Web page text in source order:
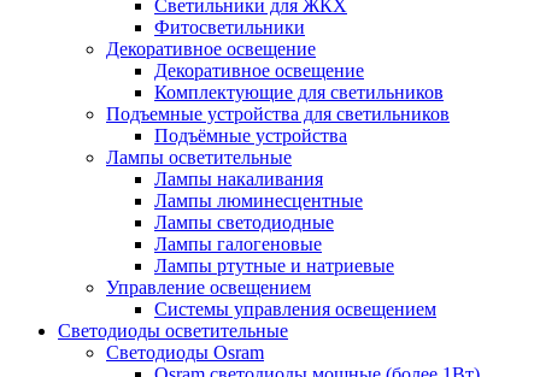
Светильники для ЖКХ
Фитосветильники
Декоративное освещение
Декоративное освещение
Комплектующие для светильников
Подъемные устройства для светильников
Подъёмные устройства
Лампы осветительные
Лампы накаливания
Лампы люминесцентные
Лампы светодиодные
Лампы галогеновые
Лампы ртутные и натриевые
Управление освещением
Системы управления освещением
Светодиоды осветительные
Светодиоды Osram